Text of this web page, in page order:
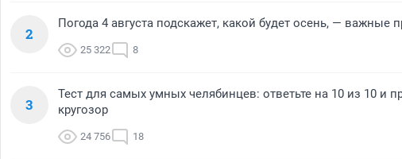
2
Погода 4 августа подскажет, какой будет осень, — важные
25 322 8
3
Тест для самых умных челябинцев: ответьте на 10 из 10 и
кругозор
24 756 18